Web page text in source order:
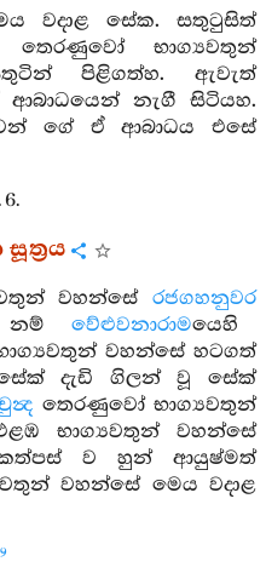
වදාළ සේක. සතුටුසිත්
භාග්‍යවතුන්
පිළිගත්හ. ඇවැත්
නැගී සිටියහ.
ගේ ඒ ආබාධය එසේ
6.
වහන්සේ රජගහනුවර
නම් වේළුවනාරාමයෙහි
වහන්සේ හටගත්
දැඩි ගිලන් වූ සේක්
තෙරණුවෝ භාග්‍යවතුන්
භාග්‍යවතුන් වහන්සේ
ව හුන් ආයුෂ්මත්
වහන්සේ මෙය වදාළ